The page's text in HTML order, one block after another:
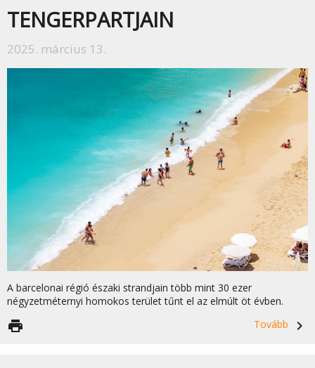
TENGERPARTJAIN
2025. március 13.
A barcelonai régió északi strandjain több mint 30 ezer
négyzetméternyi homokos terület tűnt el az elmúlt öt évben.
Tovább
navigate_next
print